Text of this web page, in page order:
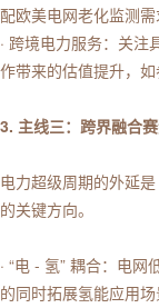
配欧美电网老化监测需
· 跨境电力服务：关
作带来的估值提升，如
3. 主线三：跨界融合
电力超级周期的外延
的关键方向。
· “电 - 氢” 耦合：电
的同时拓展氢能应用